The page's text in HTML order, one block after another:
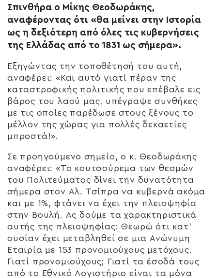
Σπινθήρα ο Μίκης Θεοδωράκης,
αναφέροντας ότι «θα μείνει στην Ιστορία
ως η δεξιότερη από όλες τις κυβερνήσεις
της Ελλάδας από το 1831 ως σήμερα».
Εξηγώντας την τοποθέτησή του αυτή,
αναφέρει: «Και αυτό γιατί πέραν της
καταστροφικής πολιτικής που επέβαλε εις
βάρος του λαού μας, υπέγραψε συνθήκες
με τις οποίες παρέδωσε στους ξένους το
μέλλον της χώρας για πολλές δεκαετίες
μπροστά!».
Σε προηγούμενο σημείο, ο κ. Θεοδωράκης
αναφέρει: «Το κουτσούρεμα των θεσμών
του Πολιτεύματος δίνει την δυνατότητα
σήμερα στον Αλ. Τσίπρα να κυβερνά ακόμα
και με 1%, φτάνει να έχει την πλειοψηφία
στην Βουλή. Ας δούμε τα χαρακτηριστικά
αυτής της πλειοψηφίας: Θεωρώ ότι κατ’
ουσίαν έχει μεταβληθεί σε μια Ανώνυμη
Εταιρία με 153 προνομιούχους μετόχους.
Γιατί προνομιούχους; Γιατί τα έσοδά τους
από το Εθνικό Λογιστήριο είναι τα μόνα